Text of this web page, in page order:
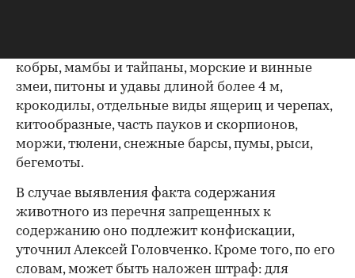
кобры, мамбы и тайпаны, морские и винные
змеи, питоны и удавы длиной более 4 м,
крокодилы, отдельные виды ящериц и черепах,
китообразные, часть пауков и скорпионов,
моржи, тюлени, снежные барсы, пумы, рыси,
бегемоты.
В случае выявления факта содержания
животного из перечня запрещенных к
содержанию оно подлежит конфискации,
уточнил Алексей Головченко. Кроме того, по его
словам, может быть наложен штраф: для